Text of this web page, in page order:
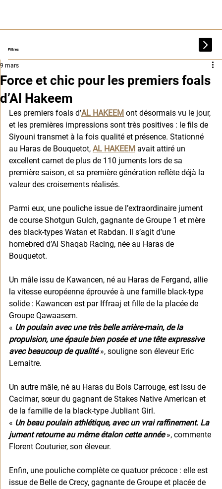
Filtres
Force et chic pour les premiers foals
d’Al Hakeem
9 mars
Les premiers foals d’AL HAKEEM ont désormais vu le jour,
et les premières impressions sont très positives : le fils de
Siyouni transmet à la fois qualité et présence. Stationné
au Haras de Bouquetot, AL HAKEEM avait attiré un
excellent carnet de plus de 110 juments lors de sa
première saison, et sa première génération reflète déjà la
valeur des croisements réalisés.
Parmi eux, une pouliche issue de l’extraordinaire jument
de course Shotgun Gulch, gagnante de Groupe 1 et mère
des black-types Watan et Rabdan. Il s’agit d’une
homebred d’Al Shaqab Racing, née au Haras de
Bouquetot.
Un mâle issu de Kawancen, né au Haras de Fergand, allie
la vitesse européenne éprouvée à une famille black-type
solide : Kawancen est par Iffraaj et fille de la placée de
Groupe Qawaasem.
« Un poulain avec une très belle arrière-main, de la
propulsion, une épaule bien posée et une tête expressive
avec beaucoup de qualité », souligne son éleveur Eric
Lemaitre.
Un autre mâle, né au Haras du Bois Carrouge, est issu de
Cacimar, sœur du gagnant de Stakes Native American et
de la famille de la black-type Jubliant Girl.
« Un beau poulain athlétique, avec un vrai raffinement. La
jument retourne au même étalon cette année », commente
Florent Couturier, son éleveur.
Enfin, une pouliche complète ce quatuor précoce : elle est
issue de Belle de Crecy, gagnante de Groupe et placée de